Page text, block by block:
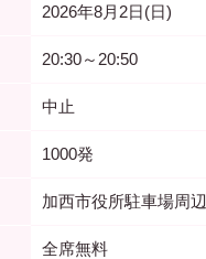
2026年8月2日(日)
20:30～20:50
中止
1000発
加西市役所駐車場周辺
全席無料